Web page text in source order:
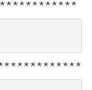
* * * * * * * * * * * *
* * * * * * * * * * * *